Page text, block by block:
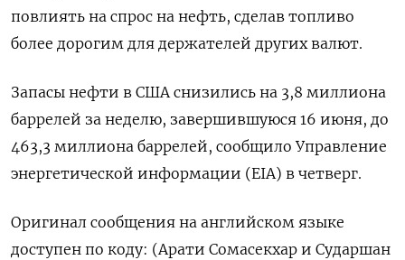
повлиять на спрос на нефть, сделав топливо
более дорогим для держателей других валют.
Запасы нефти в США снизились на 3,8 миллиона
баррелей за неделю, завершившуюся 16 июня, до
463,3 миллиона баррелей, сообщило Управление
энергетической информации (EIA) в четверг.
Оригинал сообщения на английском языке
доступен по коду: (Арати Сомасекхар и Сударшан